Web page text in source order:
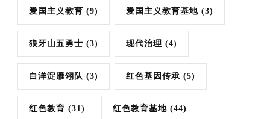
爱国主义教育 (9) 爱国主义教育基地 (3)
狼牙山五勇士 (3) 现代治理 (4)
白洋淀雁翎队 (3) 红色基因传承 (5)
红色教育 (31) 红色教育基地 (44)